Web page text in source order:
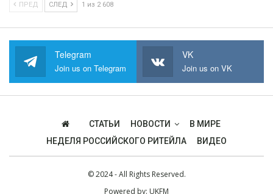
ПРЕД СЛЕД 1 из 2 608
Telegram
Join us on Telegram
VK
Join us on VK
СТАТЬИ НОВОСТИ
В МИРЕ
НЕДЕЛЯ РОССИЙСКОГО РИТЕЙЛА
ВИДЕО
© 2024 - All Rights Reserved.
Powered by: UKFM